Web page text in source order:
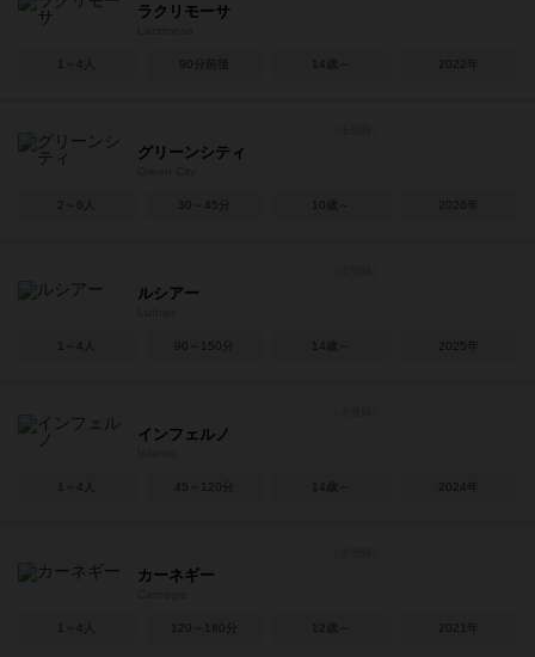
ラクリモーサ
1～4人 90分前後 14歳～ 2022年
グリーンシティ
2～6人 30～45分 10歳～ 2026年
ルシアー
1～4人 90～150分 14歳～ 2025年
インフェルノ
1～4人 45～120分 14歳～ 2024年
カーネギー
1～4人 120～180分 12歳～ 2021年